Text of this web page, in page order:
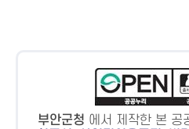
부안군청 에서 제작한 본 공